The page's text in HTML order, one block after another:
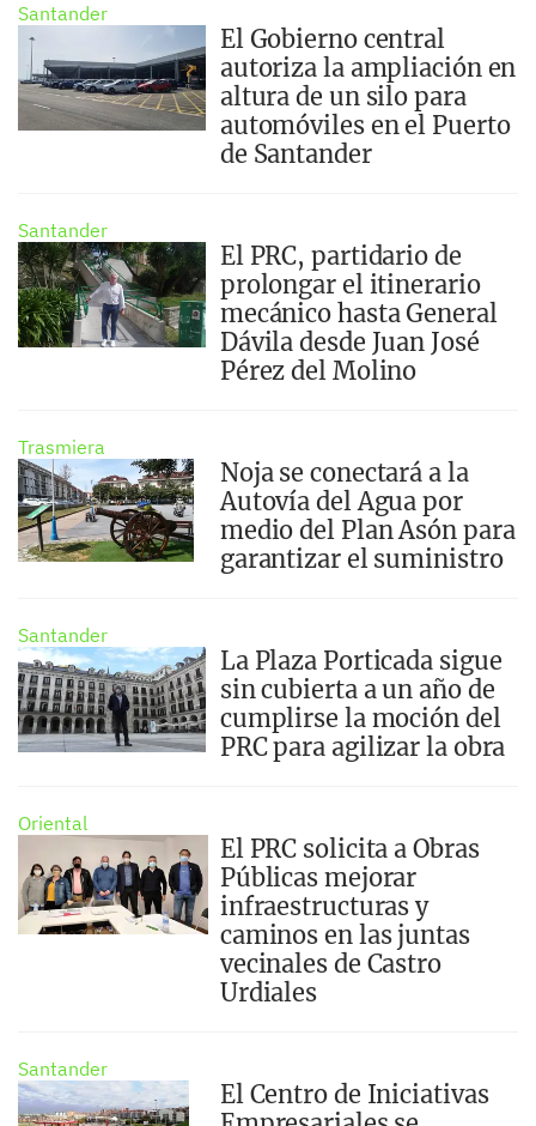
Santander
El Gobierno central
autoriza la ampliación en
altura de un silo para
automóviles en el Puerto
de Santander
Santander
El PRC, partidario de
prolongar el itinerario
mecánico hasta General
Dávila desde Juan José
Pérez del Molino
Trasmiera
Noja se conectará a la
Autovía del Agua por
medio del Plan Asón para
garantizar el suministro
Santander
La Plaza Porticada sigue
sin cubierta a un año de
cumplirse la moción del
PRC para agilizar la obra
Oriental
El PRC solicita a Obras
Públicas mejorar
infraestructuras y
caminos en las juntas
vecinales de Castro
Urdiales
Santander
El Centro de Iniciativas